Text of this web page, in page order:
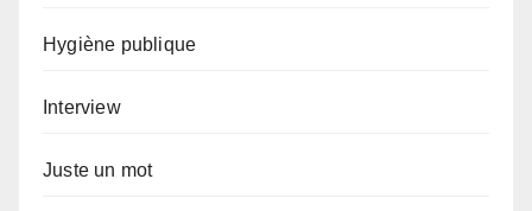
Hygiène publique
Interview
Juste un mot